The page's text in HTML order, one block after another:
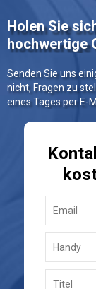
Holen Sie
hochwertige
Senden Sie uns
nicht, Fragen zu
eines Tages per E-